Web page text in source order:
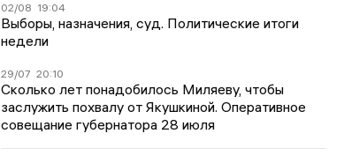
02/08 19:04
Выборы, назначения, суд. Политические итоги
недели
29/07 20:10
Сколько лет понадобилось Миляеву, чтобы
заслужить похвалу от Якушкиной. Оперативное
совещание губернатора 28 июля